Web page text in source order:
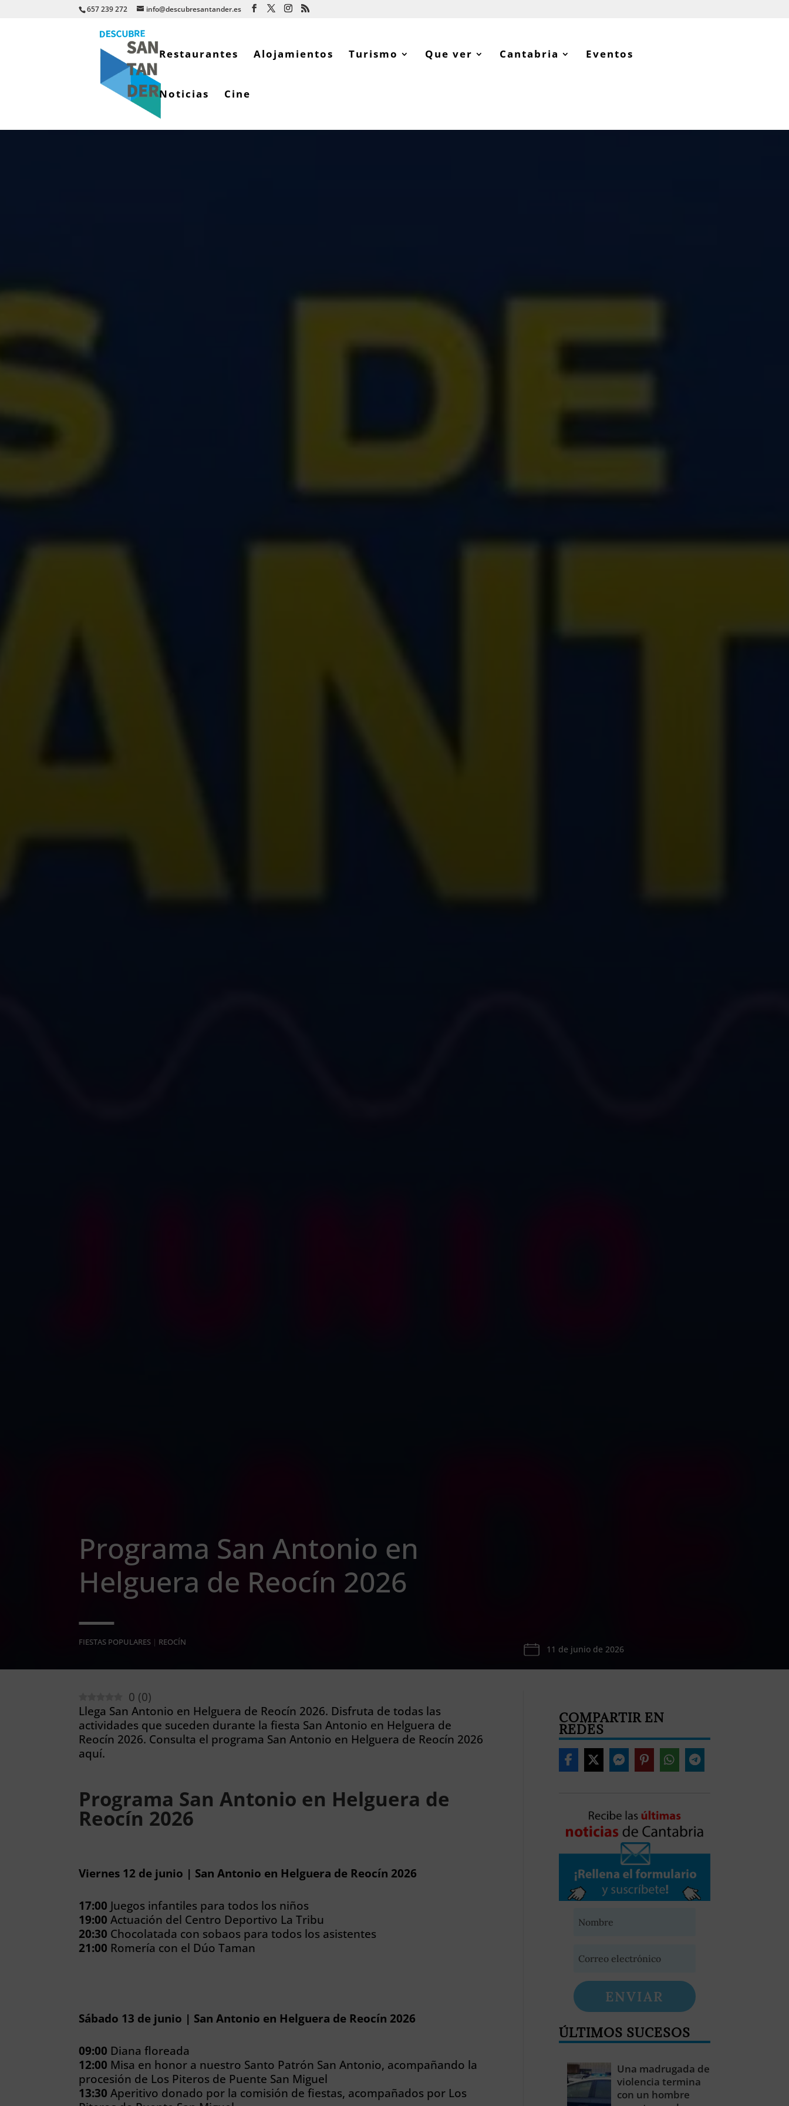
657 239 272 info@descubresantander.es
Restaurantes Alojamientos Turismo Que ver Cantabria Eventos
Noticias Cine
Programa San Antonio en
Helguera de Reocín 2026
FIESTAS POPULARES | REOCÍN
11 de junio de 2026
0 (0)
Llega San Antonio en Helguera de Reocín 2026. Disfruta de todas las
actividades que suceden durante la fiesta San Antonio en Helguera de
Reocín 2026. Consulta el programa San Antonio en Helguera de Reocín 2026
aquí.
Programa San Antonio en Helguera de
Reocín 2026
Viernes 12 de junio | San Antonio en Helguera de Reocín 2026
17:00 Juegos infantiles para todos los niños
19:00 Actuación del Centro Deportivo La Tribu
20:30 Chocolatada con sobaos para todos los asistentes
21:00 Romería con el Dúo Taman
Sábado 13 de junio | San Antonio en Helguera de Reocín 2026
09:00 Diana floreada
12:00 Misa en honor a nuestro Santo Patrón San Antonio, acompañando la
procesión de Los Piteros de Puente San Miguel
13:30 Aperitivo donado por la comisión de fiestas, acompañados por Los
COMPARTIR EN
REDES
ENVIAR
ÚLTIMOS SUCESOS
Una madrugada de
violencia termina
con un hombre